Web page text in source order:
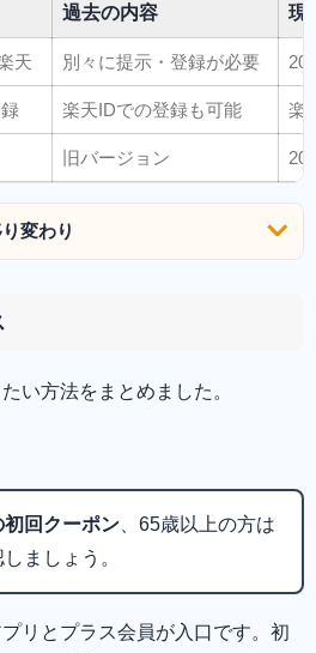
過去の内容 現
天 別々に提示・登録が必要
楽天IDでの登録も可能 楽
旧バージョン
変わり
い方法をまとめました。
初回クーポン 、65歳以上の方は
ましょう。
リとプラス会員が入口です。初